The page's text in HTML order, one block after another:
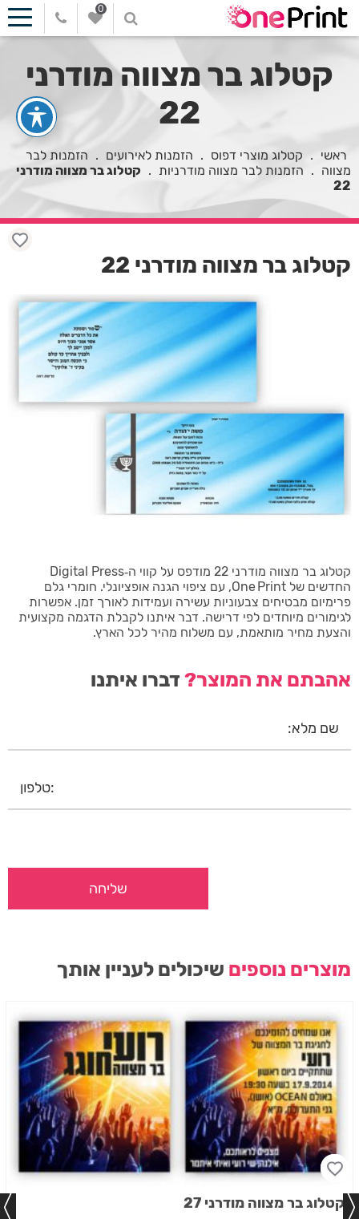
0
קטלוג בר מצווה מודרני
22
ראשי . קטלוג מוצרי דפוס . הזמנות לאירועים . הזמנות לבר
מצווה . הזמנות לבר מצווה מודרניות . קטלוג בר מצווה מודרני
22
קטלוג בר מצווה מודרני 22 מודפס על קווי ה‑Digital Press
החדשים של One Print, עם ציפוי הגנה אופציונלי. חומרי גלם
פרימיום מבטיחים צבעוניות עשירה ועמידות לאורך זמן. אפשרות
לגימורים מיוחדים לפי דרישה. דבר איתנו לקבלת הדגמה מקצועית
והצעת מחיר מותאמת, עם משלוח מהיר לכל הארץ.
אהבתם את המוצר?דברו איתנו
קטלוג בר מצווה מודרני 22
מוצרים נוספים שיכולים לעניין אותך
קטלוג בר מצווה מודרני 27